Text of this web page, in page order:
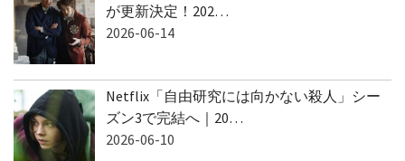
が更新決定！202…
2026-06-14
Netflix「自由研究には向かない殺人」シー
ズン3で完結へ｜20…
2026-06-10